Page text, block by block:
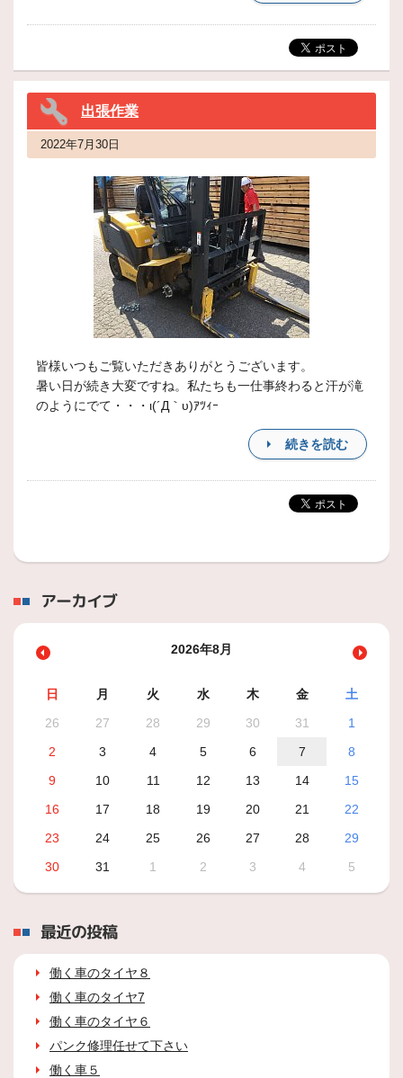
出張作業
2022年7月30日
皆様いつもご覧いただきありがとうございます。
暑い日が続き大変ですね。私たちも一仕事終わると汗が滝
のようにでて・・・ι(´Д｀υ)ｱﾂｨｰ
続きを読む
アーカイブ
2026年8月
日 月 火 水 木 金
土
26
27 28 29 30 31
1
2
3 4 5 6 7
8
9
10 11 12 13 14
15
16
17 18 19 20 21
22
23
24 25 26 27 28
29
30
31 1 2 3 4 5
最近の投稿
働く車のタイヤ８
働く車のタイヤ7
働く車のタイヤ６
パンク修理任せて下さい
働く車５